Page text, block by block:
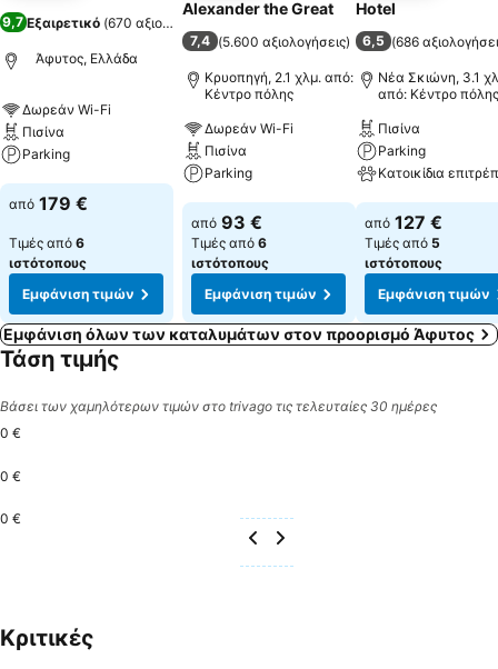
9,7Εξαιρετικό (670 αξιολογήσεις
Άφυτος, Ελλάδα
Δωρεάν Wi-Fi
Πισίνα
Parking
Εμφάνιση τιμών
από 179 €
Τιμές από 6
ιστότοπους
Εμφάνιση τιμών
Alexander the Great
7,4 (5.600 αξιολογήσεις)
Κρυοπηγή, 2.1 χλμ. από:
Κέντρο πόλης
Δωρεάν Wi-Fi
Πισίνα
Parking
Εμφάνιση τιμών
από 93 €
Τιμές από 6
ιστότοπους
Εμφάνιση τιμών
Hotel
6,5 (686
Νέα Σκιώνη, 3.1
από: Κέντρο πόλης
Πισίνα
Parking
Εμφάνιση τιμών
από 127 €
Τιμές από 5
ιστότοπους
Εμφάνιση τιμών
Εμφάνιση όλων των καταλυμάτων στον προορισμό Άφυτος
Τάση τιμής
Βάσει των χαμηλότερων τιμών στο trivago τις τελευταίες 30 ημέρες
0 €
0 €
0 €
Κριτικές